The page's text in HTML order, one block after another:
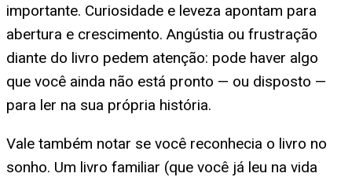
importante. Curiosidade e leveza apontam para
abertura e crescimento. Angústia ou frustração
diante do livro pedem atenção: pode haver algo
que você ainda não está pronto — ou disposto —
para ler na sua própria história.
Vale também notar se você reconhecia o livro no
sonho. Um livro familiar (que você já leu na vida